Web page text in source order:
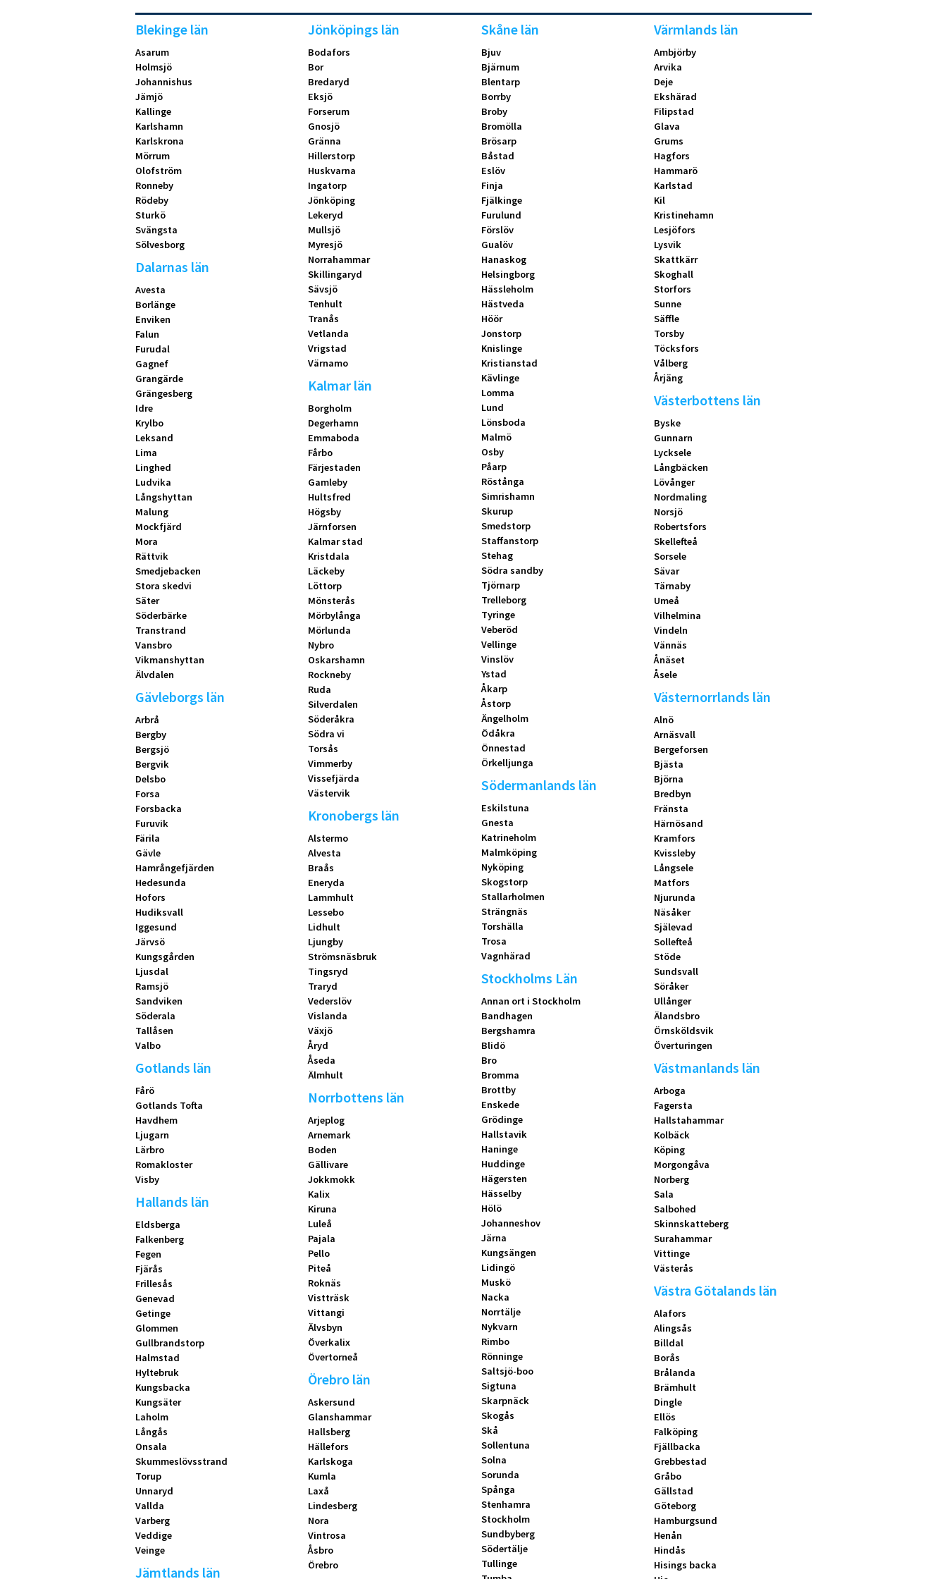
Blekinge län
Asarum
Holmsjö
Johannishus
Jämjö
Kallinge
Karlshamn
Karlskrona
Mörrum
Olofström
Ronneby
Rödeby
Sturkö
Svängsta
Sölvesborg
Dalarnas län
Avesta
Borlänge
Enviken
Falun
Furudal
Gagnef
Grangärde
Grängesberg
Idre
Krylbo
Leksand
Lima
Linghed
Ludvika
Långshyttan
Malung
Mockfjärd
Mora
Rättvik
Smedjebacken
Stora skedvi
Säter
Söderbärke
Transtrand
Vansbro
Vikmanshyttan
Älvdalen
Gävleborgs län
Arbrå
Bergby
Bergsjö
Bergvik
Delsbo
Forsa
Forsbacka
Furuvik
Färila
Gävle
Hamrångefjärden
Hedesunda
Hofors
Hudiksvall
Iggesund
Järvsö
Kungsgården
Ljusdal
Ramsjö
Sandviken
Söderala
Tallåsen
Valbo
Gotlands län
Fårö
Gotlands Tofta
Havdhem
Ljugarn
Lärbro
Romakloster
Visby
Hallands län
Eldsberga
Falkenberg
Fegen
Fjärås
Frillesås
Genevad
Getinge
Glommen
Gullbrandstorp
Halmstad
Hyltebruk
Kungsbacka
Kungsäter
Laholm
Långås
Onsala
Skummeslövsstrand
Torup
Unnaryd
Vallda
Varberg
Veddige
Veinge
Jämtlands län
Jönköpings län
Bodafors
Bor
Bredaryd
Eksjö
Forserum
Gnosjö
Gränna
Hillerstorp
Huskvarna
Ingatorp
Jönköping
Lekeryd
Mullsjö
Myresjö
Norrahammar
Skillingaryd
Sävsjö
Tenhult
Tranås
Vetlanda
Vrigstad
Värnamo
Kalmar län
Borgholm
Degerhamn
Emmaboda
Fårbo
Färjestaden
Gamleby
Hultsfred
Högsby
Järnforsen
Kalmar stad
Kristdala
Läckeby
Löttorp
Mönsterås
Mörbylånga
Mörlunda
Nybro
Oskarshamn
Rockneby
Ruda
Silverdalen
Söderåkra
Södra vi
Torsås
Vimmerby
Vissefjärda
Västervik
Kronobergs län
Alstermo
Alvesta
Braås
Eneryda
Lammhult
Lessebo
Lidhult
Ljungby
Strömsnäsbruk
Tingsryd
Traryd
Vederslöv
Vislanda
Växjö
Åryd
Åseda
Älmhult
Norrbottens län
Arjeplog
Arnemark
Boden
Gällivare
Jokkmokk
Kalix
Kiruna
Luleå
Pajala
Pello
Piteå
Roknäs
Vistträsk
Vittangi
Älvsbyn
Överkalix
Övertorneå
Örebro län
Askersund
Glanshammar
Hallsberg
Hällefors
Karlskoga
Kumla
Laxå
Lindesberg
Nora
Vintrosa
Åsbro
Örebro
Skåne län
Bjuv
Bjärnum
Blentarp
Borrby
Broby
Bromölla
Brösarp
Båstad
Eslöv
Finja
Fjälkinge
Furulund
Förslöv
Gualöv
Hanaskog
Helsingborg
Hässleholm
Hästveda
Höör
Jonstorp
Knislinge
Kristianstad
Kävlinge
Lomma
Lund
Lönsboda
Malmö
Osby
Påarp
Röstånga
Simrishamn
Skurup
Smedstorp
Staffanstorp
Stehag
Södra sandby
Tjörnarp
Trelleborg
Tyringe
Veberöd
Vellinge
Vinslöv
Ystad
Åkarp
Åstorp
Ängelholm
Ödåkra
Önnestad
Örkelljunga
Södermanlands län
Eskilstuna
Gnesta
Katrineholm
Malmköping
Nyköping
Skogstorp
Stallarholmen
Strängnäs
Torshälla
Trosa
Vagnhärad
Stockholms Län
Annan ort i Stockholm
Bandhagen
Bergshamra
Blidö
Bro
Bromma
Brottby
Enskede
Grödinge
Hallstavik
Haninge
Huddinge
Hägersten
Hässelby
Hölö
Johanneshov
Järna
Kungsängen
Lidingö
Muskö
Nacka
Norrtälje
Nykvarn
Rimbo
Rönninge
Saltsjö-boo
Sigtuna
Skarpnäck
Skogås
Skå
Sollentuna
Solna
Sorunda
Spånga
Stenhamra
Stockholm
Sundbyberg
Södertälje
Tullinge
Värmlands län
Ambjörby
Arvika
Deje
Ekshärad
Filipstad
Glava
Grums
Hagfors
Hammarö
Karlstad
Kil
Kristinehamn
Lesjöfors
Lysvik
Skattkärr
Skoghall
Storfors
Sunne
Säffle
Torsby
Töcksfors
Vålberg
Årjäng
Västerbottens län
Byske
Gunnarn
Lycksele
Långbäcken
Lövånger
Nordmaling
Norsjö
Robertsfors
Skellefteå
Sorsele
Sävar
Tärnaby
Umeå
Vilhelmina
Vindeln
Vännäs
Ånäset
Åsele
Västernorrlands län
Alnö
Arnäsvall
Bergeforsen
Bjästa
Björna
Bredbyn
Fränsta
Härnösand
Kramfors
Kvissleby
Långsele
Matfors
Njurunda
Näsåker
Själevad
Sollefteå
Stöde
Sundsvall
Söråker
Ullånger
Älandsbro
Örnsköldsvik
Överturingen
Västmanlands län
Arboga
Fagersta
Hallstahammar
Kolbäck
Köping
Morgongåva
Norberg
Sala
Salbohed
Skinnskatteberg
Surahammar
Vittinge
Västerås
Västra Götalands län
Alafors
Alingsås
Billdal
Borås
Brålanda
Brämhult
Dingle
Ellös
Falköping
Fjällbacka
Grebbestad
Gråbo
Gällstad
Göteborg
Hamburgsund
Henån
Hindås
Hisings backa